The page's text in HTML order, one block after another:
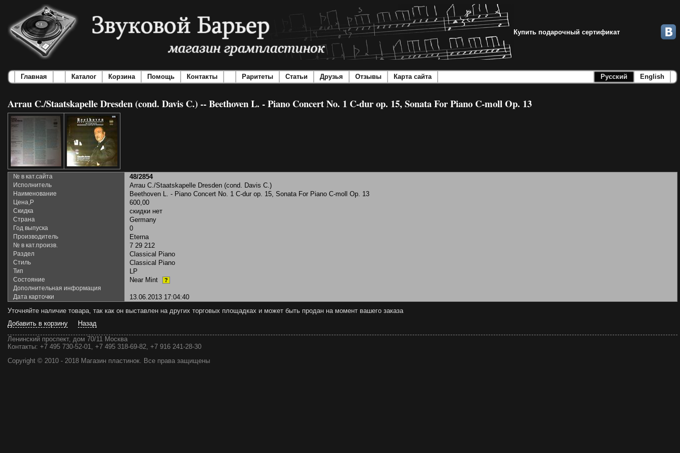
Купить подарочный сертификат
Главная Каталог Корзина Помощь Контакты Раритеты Статьи Друзья Отзывы Карта сайта Русский English
Arrau C./Staatskapelle Dresden (cond. Davis C.) -- Beethoven L. - Piano Concert No. 1 C-dur op. 15, Sonata For Piano C-moll Op. 13
№ в кат.сайта 48/2854
Исполнитель Arrau C./Staatskapelle Dresden (cond. Davis C.)
Наименование Beethoven L. - Piano Concert No. 1 C-dur op. 15, Sonata For Piano C-moll Op. 13
Цена,Р 600,00
Скидка скидки нет
Страна Germany
Год выпуска 0
Производитель Eterna
№ в кат.произв. 7 29 212
Раздел Classical Piano
Стиль Classical Piano
Тип LP
Состояние Near Mint ?
Дополнительная информация
Дата карточки
13.06.2013 17:04:40
Уточняйте наличие товара, так как он выставлен на других торговых площадках и может быть продан на момент вашего заказа
Добавить в корзину
Назад
Ленинский проспект, дом 70/11 Москва
Контакты: +7 495 730-52-01, +7 495 318-69-82, +7 916 241-28-30
Copyright © 2010 - 2018 Магазин пластинок. Все права защищены